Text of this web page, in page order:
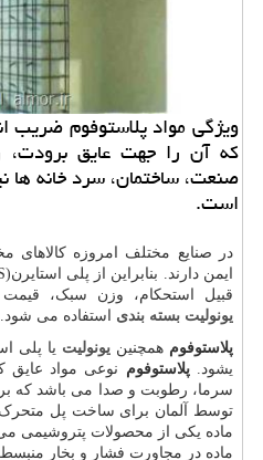
ویژگی مواد پلاستوفوم ضریب
كه آن را جهت عایق
صنعت، ساختمان، سرد خانه ها
است.
در صنایع مختلف امروزه کالاهای
ایمن دارند. بنابراین از پلی استایرن(
قبیل استحکام، وزن سبک،
یونولیت بسته بندی استفاده می شود.
پلاستوفوم همچنین یونولیت یا پلی
یشود.پلاستوفوم نوعی مواد عایق
سرما، رطوبت و صدا می باشد که
توسط آلمان برای ساخت پل متحرک
ماده یکی از محصولات پتروشیمی
ماده در مجاورت فشار و بخار